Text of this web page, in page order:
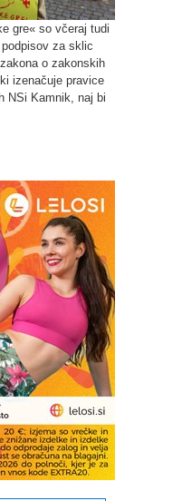
gre« so včeraj tudi
za sklic
o zakonskih
izenačuje pravice
NSi Kamnik, naj bi